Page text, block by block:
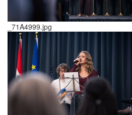
schließen X
>>
_71A4999.jpg